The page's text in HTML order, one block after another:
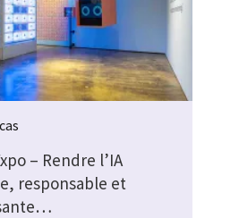
– Rendre l’IA
responsable et